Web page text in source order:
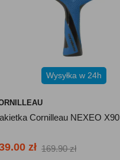
Wysyłka w 24h
Cornilleau NEXEO X90
zł 169.90 zł